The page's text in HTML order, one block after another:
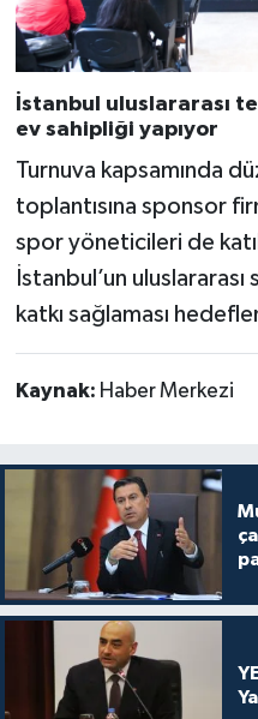
İstanbul uluslararası
ev sahipliği yapıyor
Turnuva kapsamında
toplantısına sponsor
spor yöneticileri de
İstanbul’un
katkı sağlaması
Kaynak: Haber Merkezi